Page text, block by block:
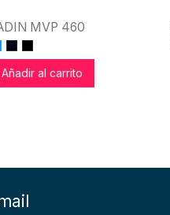
MVP 460
Añadir al carrito